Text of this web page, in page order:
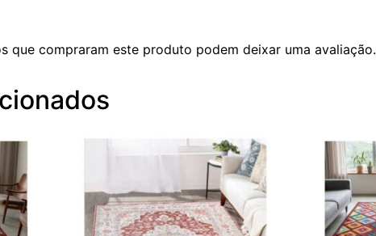
que compraram este produto podem deixar uma avaliação.